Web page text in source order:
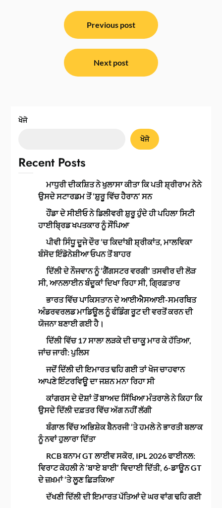
Previous post
Next post
ਖੋਜੋ
ਖੋਜੋ
Recent Posts
ਮਾਧੁਰੀ ਦੀਕਸ਼ਿਤ ਨੇ ਖੁਲਾਸਾ ਕੀਤਾ ਕਿ ਪਤੀ ਸ਼੍ਰੀਰਾਮ ਨੇਨੇ
ਉਸਦੇ ਸਟਾਰਡਮ ਤੋਂ ‘ਸ਼ੁਰੂ ਵਿੱਚ ਹੈਰਾਨ’ ਸਨ
ਹੌਂਡਾ ਦੇ ਸੀਈਓ ਨੇ ਡਿਲੀਵਰੀ ਸ਼ੁਰੂ ਹੁੰਦੇ ਹੀ ਪਹਿਲਾ ਸਿਟੀ
ਹਾਈਬ੍ਰਿਡ ਖਪਤਕਾਰ ਨੂੰ ਸੌਂਪਿਆ
ਪੀਵੀ ਸਿੰਧੂ ਦੂਜੇ ਦੌਰ ‘ਚ ਕਿਦਾਂਬੀ ਸ਼੍ਰੀਕਾਂਤ, ਮਾਲਵਿਕਾ
ਬੰਸੋਦ ਇੰਡੋਨੇਸ਼ੀਆ ਓਪਨ ਤੋਂ ਬਾਹਰ
ਦਿੱਲੀ ਦੇ ਨੌਜਵਾਨ ਨੂੰ ‘ਗੈਂਗਸਟਰ ਵਰਗੀ’ ਤਸਵੀਰ ਦੀ ਲੋੜ
ਸੀ, ਆਨਲਾਈਨ ਬੰਦੂਕਾਂ ਦਿਖਾ ਰਿਹਾ ਸੀ, ਗ੍ਰਿਫ਼ਤਾਰ
ਭਾਰਤ ਵਿੱਚ ਪਾਕਿਸਤਾਨ ਦੇ ਆਈਐਸਆਈ-ਸਮਰਥਿਤ
ਅੰਡਰਵਰਲਡ ਮਾਡਿਊਲ ਨੂੰ ਫੰਡਿੰਗ ਰੂਟ ਦੀ ਵਰਤੋਂ ਕਰਨ ਦੀ
ਯੋਜਨਾ ਬਣਾਈ ਗਈ ਹੈ।
ਦਿੱਲੀ ਵਿੱਚ 17 ਸਾਲਾ ਲੜਕੇ ਦੀ ਚਾਕੂ ਮਾਰ ਕੇ ਹੱਤਿਆ,
ਜਾਂਚ ਜਾਰੀ: ਪੁਲਿਸ
ਜਦੋਂ ਦਿੱਲੀ ਦੀ ਇਮਾਰਤ ਢਹਿ ਗਈ ਤਾਂ ਖੋਜ ਚਾਹਵਾਨ
ਆਪਣੇ ਇੰਟਰਵਿਊ ਦਾ ਜਸ਼ਨ ਮਨਾ ਰਿਹਾ ਸੀ
ਕਾਂਗਰਸ ਦੇ ਦੋਸ਼ਾਂ ਤੋਂ ਬਾਅਦ ਸਿੱਖਿਆ ਮੰਤਰਾਲੇ ਨੇ ਕਿਹਾ ਕਿ
ਉਸਦੇ ਦਿੱਲੀ ਦਫ਼ਤਰ ਵਿੱਚ ਅੱਗ ਨਹੀਂ ਲੱਗੀ
ਬੰਗਾਲ ਵਿੱਚ ਅਭਿਸ਼ੇਕ ਬੈਨਰਜੀ ‘ਤੇ ਹਮਲੇ ਨੇ ਭਾਰਤੀ ਬਲਾਕ
ਨੂੰ ਨਵਾਂ ਹੁਲਾਰਾ ਦਿੱਤਾ
RCB ਬਨਾਮ GT ਲਾਈਵ ਸਕੋਰ, IPL 2026 ਫਾਈਨਲ:
ਵਿਰਾਟ ਕੋਹਲੀ ਨੇ ‘ਬਾਏ ਬਾਈ’ ਵਿਦਾਈ ਦਿੱਤੀ, 6-ਡਾਊਨ GT
ਦੇ ਜ਼ਖ਼ਮਾਂ ‘ਤੇ ਲੂਣ ਛਿੜਕਿਆ
ਦੱਖਣੀ ਦਿੱਲੀ ਦੀ ਇਮਾਰਤ ਪੱਤਿਆਂ ਦੇ ਘਰ ਵਾਂਗ ਢਹਿ ਗਈ